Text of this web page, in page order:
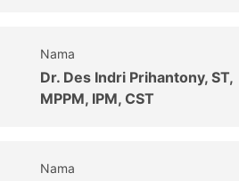
Nama
Dr. Des Indri Prihantony, ST,
MPPM, IPM, CST
Nama